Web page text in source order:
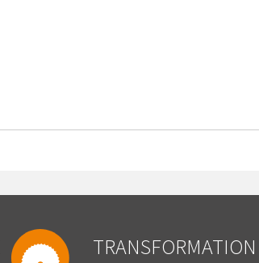
TRANSFORMATION